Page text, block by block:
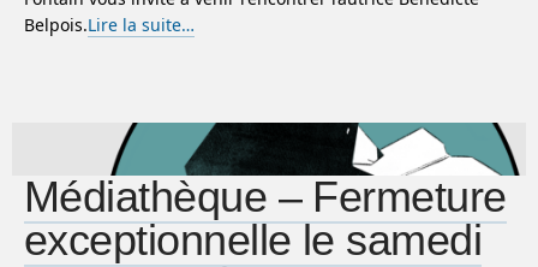
Belpois.Lire la suite…
Médiathèque – Fermeture
exceptionnelle le samedi